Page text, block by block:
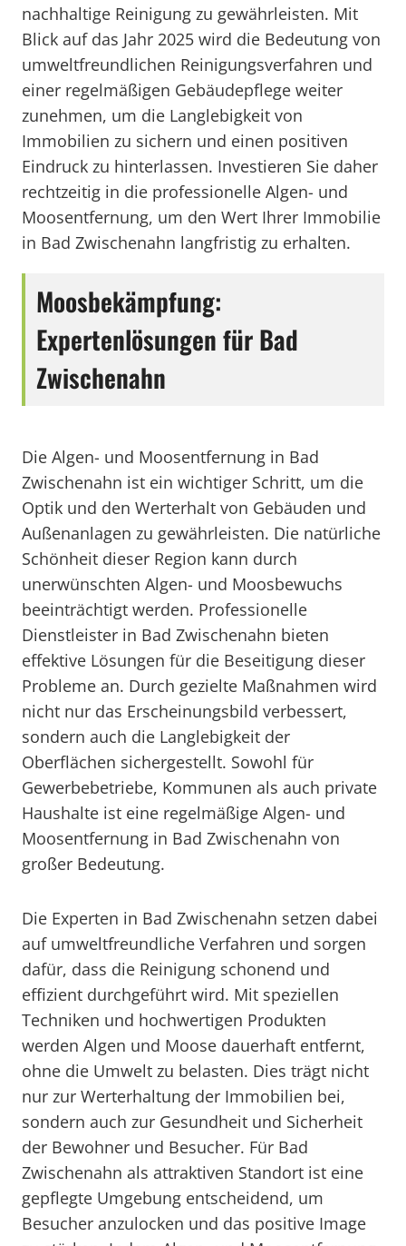
nachhaltige Reinigung zu gewährleisten. Mit
Blick auf das Jahr 2025 wird die Bedeutung von
umweltfreundlichen Reinigungsverfahren und
einer regelmäßigen Gebäudepflege weiter
zunehmen, um die Langlebigkeit von
Immobilien zu sichern und einen positiven
Eindruck zu hinterlassen. Investieren Sie daher
rechtzeitig in die professionelle Algen- und
Moosentfernung, um den Wert Ihrer Immobilie
in Bad Zwischenahn langfristig zu erhalten.
Moosbekämpfung:
Expertenlösungen für Bad
Zwischenahn
Die Algen- und Moosentfernung in Bad
Zwischenahn ist ein wichtiger Schritt, um die
Optik und den Werterhalt von Gebäuden und
Außenanlagen zu gewährleisten. Die natürliche
Schönheit dieser Region kann durch
unerwünschten Algen- und Moosbewuchs
beeinträchtigt werden. Professionelle
Dienstleister in Bad Zwischenahn bieten
effektive Lösungen für die Beseitigung dieser
Probleme an. Durch gezielte Maßnahmen wird
nicht nur das Erscheinungsbild verbessert,
sondern auch die Langlebigkeit der
Oberflächen sichergestellt. Sowohl für
Gewerbebetriebe, Kommunen als auch private
Haushalte ist eine regelmäßige Algen- und
Moosentfernung in Bad Zwischenahn von
großer Bedeutung.
Die Experten in Bad Zwischenahn setzen dabei
auf umweltfreundliche Verfahren und sorgen
dafür, dass die Reinigung schonend und
effizient durchgeführt wird. Mit speziellen
Techniken und hochwertigen Produkten
werden Algen und Moose dauerhaft entfernt,
ohne die Umwelt zu belasten. Dies trägt nicht
nur zur Werterhaltung der Immobilien bei,
sondern auch zur Gesundheit und Sicherheit
der Bewohner und Besucher. Für Bad
Zwischenahn als attraktiven Standort ist eine
gepflegte Umgebung entscheidend, um
Besucher anzulocken und das positive Image